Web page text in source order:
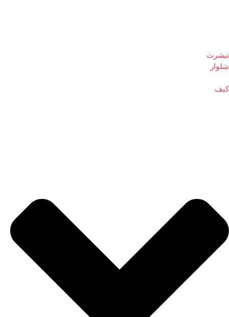
تیشرت
شلوار
کیف